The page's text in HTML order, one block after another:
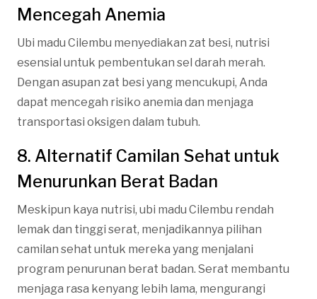
Mencegah Anemia
Ubi madu Cilembu menyediakan zat besi, nutrisi
esensial untuk pembentukan sel darah merah.
Dengan asupan zat besi yang mencukupi, Anda
dapat mencegah risiko anemia dan menjaga
transportasi oksigen dalam tubuh.
8. Alternatif Camilan Sehat untuk
Menurunkan Berat Badan
Meskipun kaya nutrisi, ubi madu Cilembu rendah
lemak dan tinggi serat, menjadikannya pilihan
camilan sehat untuk mereka yang menjalani
program penurunan berat badan. Serat membantu
menjaga rasa kenyang lebih lama, mengurangi